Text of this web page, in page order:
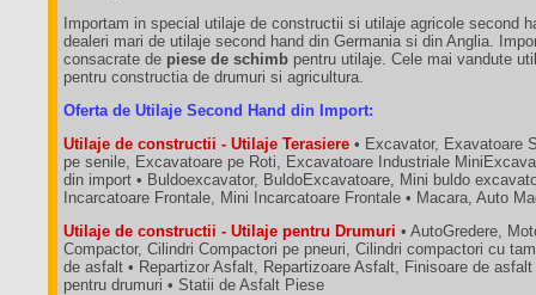
Importam in special utilaje de constructii si utilaje agricole second
dealeri mari de utilaje second hand din Germania si din Anglia.
consacrate de piese de schimb pentru utilaje. Cele mai vandute
pentru constructia de drumuri si agricultura.
Oferta de Utilaje Second Hand din Import:
Utilaje de constructii - Utilaje Terasiere • Excavator, Exavatoare
pe senile, Excavatoare pe Roti, Excavatoare Industriale
din import • Buldoexcavator, BuldoExcavatoare, Mini buldo
Incarcatoare Frontale, Mini Incarcatoare Frontale • Macara, Auto
Utilaje de constructii - Utilaje pentru Drumuri • AutoGredere,
Compactor, Cilindri Compactori pe pneuri, Cilindri compactori cu
de asfalt • Repartizor Asfalt, Repartizoare Asfalt, Finisoare de
pentru drumuri • Statii de Asfalt Piese